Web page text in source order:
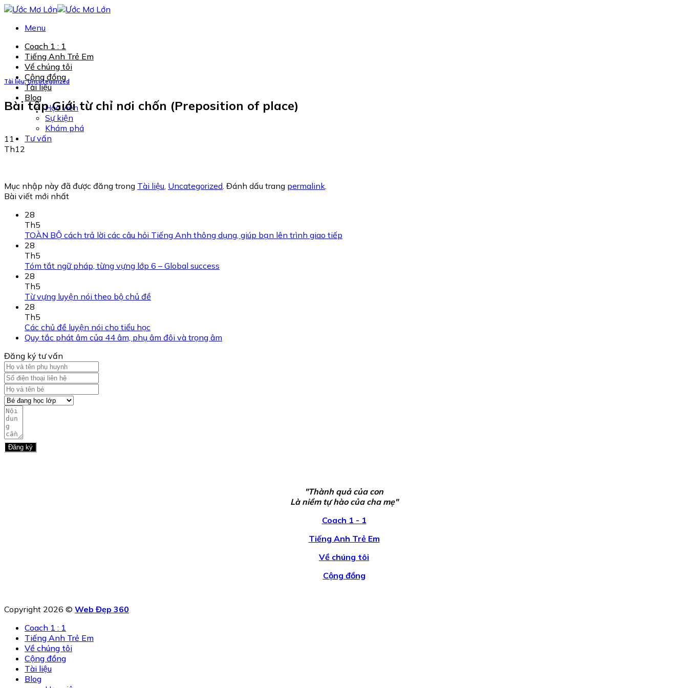
Chuyển
Menu
Coach 1 : 1
Tiếng Anh Trẻ Em
Về chúng tôi
Cộng đồng
Tài liệu
Blog
Học viên
Sự kiện
Khám phá
Tư vấn
Tài liệu,Uncategorized
Bài tập Giới từ chỉ nơi chốn (Preposition of place)
11
Th12
Mục nhập này đã được đăng trong Tài liệu Uncategorized . Đánh dấu trang permalink
Bài viết mới nhất
28
Th5
TOÀN BỘ cách trả lời các câu hỏi Tiếng Anh thông dụng, giúp bạn lên trình giao tiếp
28
Th5
Tóm tắt ngữ pháp, từng vựng lớp 6 – Global success
28
Th5
Từ vựng luyện nói theo bộ chủ đề
28
Th5
Các chủ đề luyện nói cho tiểu học
Quy tắc phát âm của 44 âm, phụ âm đôi và trọng âm
Đăng ký tư vấn
Đăng ký
"Thành quả của con
Là niềm tự hào của cha mẹ"
Coach 1 - 1
Tiếng Anh Trẻ Em
Về chúng tôi
Cộng đồng
Copyright 2026 © Web Đẹp 360
Coach 1 : 1
Tiếng Anh Trẻ Em
Về chúng tôi
Cộng đồng
Tài liệu
Blog